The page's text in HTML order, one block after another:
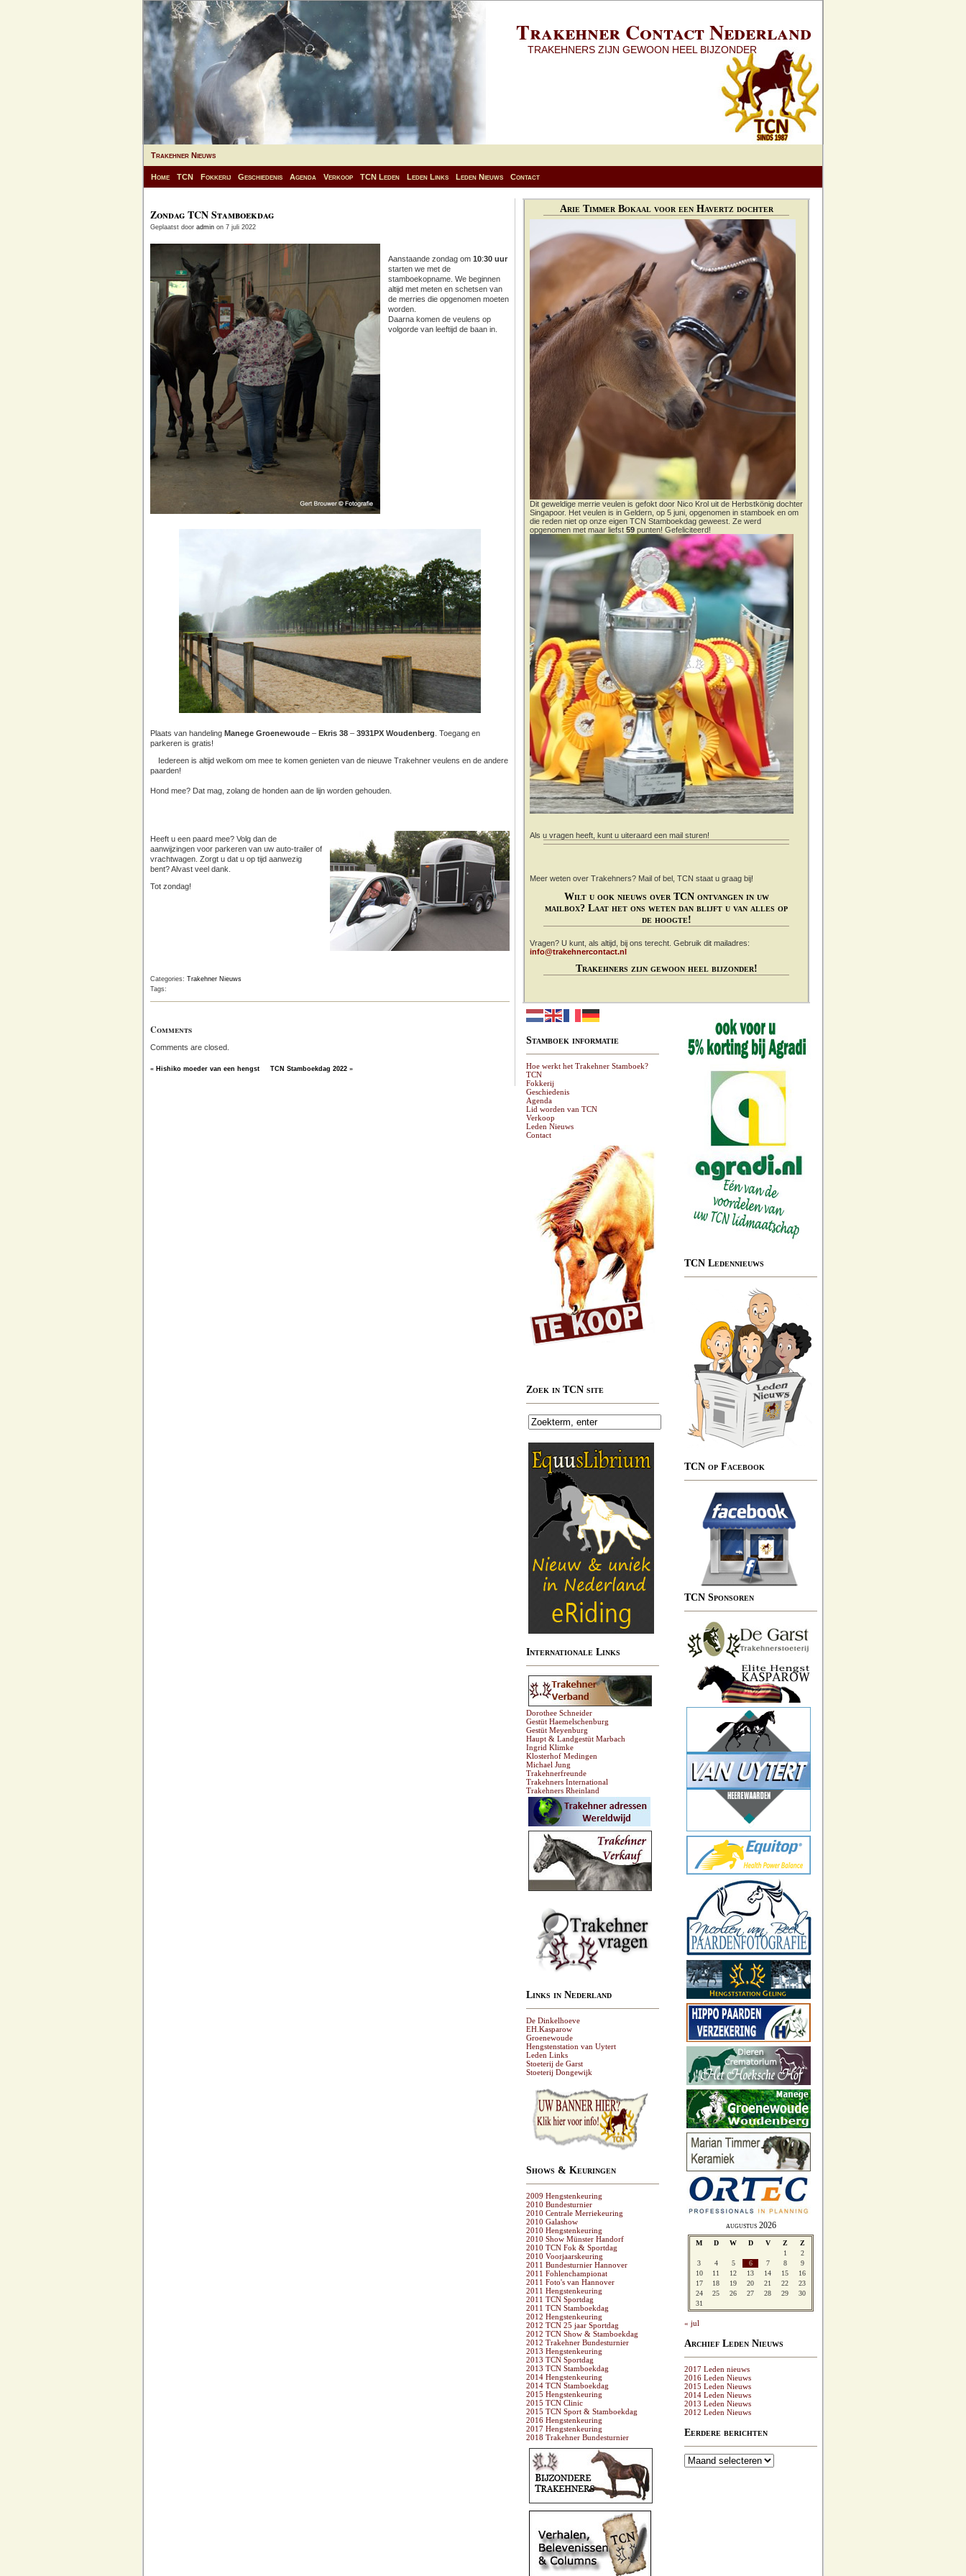
Trakehner Contact Nederland
TRAKEHNERS ZIJN GEWOON HEEL BIJZONDER
Trakehner Nieuws
Home TCN Fokkerij Geschiedenis Agenda Verkoop TCN Leden Leden Links Leden Nieuws Contact
Zondag TCN Stamboekdag
Geplaatst door admin on 7 juli 2022
Aanstaande zondag om 10:30 uur
starten we met de
stamboekopname. We beginnen
altijd met meten en schetsen van
de merries die opgenomen moeten
worden.
Daarna komen de veulens op
volgorde van leeftijd de baan in.
Plaats van handeling Manege Groenewoude – Ekris 38 – 3931PX Woudenberg . Toegang en
parkeren is gratis!
Iedereen is altijd welkom om mee te komen genieten van de nieuwe Trakehner veulens en de andere
paarden!
Hond mee? Dat mag, zolang de honden aan de lijn worden gehouden.
Heeft u een paard mee? Volg dan de
aanwijzingen voor parkeren van uw auto-trailer of
vrachtwagen. Zorgt u dat u op tijd aanwezig
bent? Alvast veel dank.
Tot zondag!
Categories: Trakehner Nieuws
Tags:
Comments
Comments are closed.
« Hishiko moeder van een hengst TCN Stamboekdag 2022 »
Arie Timmer Bokaal voor een Havertz dochter
Dit geweldige merrie veulen is gefokt door Nico Krol uit de Herbstkönig dochter
Singapoor. Het veulen is in Geldern, op 5 juni, opgenomen in stamboek en om
die reden niet op onze eigen TCN Stamboekdag geweest. Ze werd
opgenomen met maar liefst 59 punten! Gefeliciteerd!
Als u vragen heeft, kunt u uiteraard een mail sturen!
Meer weten over Trakehners? Mail of bel, TCN staat u graag bij!
Wilt u ook nieuws over TCN ontvangen in uw
mailbox? Laat het ons weten dan blijft u van alles op
de hoogte!
Vragen? U kunt, als altijd, bij ons terecht. Gebruik dit mailadres:
info@trakehnercontact.nl
Trakehners zijn gewoon heel bijzonder!
Stamboek informatie
Hoe werkt het Trakehner Stamboek?
TCN
Fokkerij
Geschiedenis
Agenda
Lid worden van TCN
Verkoop
Leden Nieuws
Contact
Zoek in TCN site
Internationale Links
Dorothee Schneider
Gestüt Haemelschenburg
Gestüt Meyenburg
Haupt & Landgestüt Marbach
Ingrid Klimke
Klosterhof Medingen
Michael Jung
Trakehnerfreunde
Trakehners International
Trakehners Rheinland
Links in Nederland
De Dinkelhoeve
EH.Kasparow
Groenewoude
Hengstenstation van Uytert
Leden Links
Stoeterij de Garst
Stoeterij Dongewijk
Shows & Keuringen
2009 Hengstenkeuring
2010 Bundesturnier
2010 Centrale Merriekeuring
2010 Galashow
2010 Hengstenkeuring
2010 Show Münster Handorf
2010 TCN Fok & Sportdag
2010 Voorjaarskeuring
2011 Bundesturnier Hannover
2011 Fohlenchampionat
2011 Foto's van Hannover
2011 Hengstenkeuring
2011 TCN Sportdag
2011 TCN Stamboekdag
2012 Hengstenkeuring
2012 TCN 25 jaar Sportdag
2012 TCN Show & Stamboekdag
2012 Trakehner Bundesturnier
2013 Hengstenkeuring
2013 TCN Sportdag
2013 TCN Stamboekdag
2014 Hengstenkeuring
2014 TCN Stamboekdag
2015 Hengstenkeuring
2015 TCN Clinic
2015 TCN Sport & Stamboekdag
2016 Hengstenkeuring
2017 Hengstenkeuring
2018 Trakehner Bundesturnier
TCN Ledennieuws
TCN op Facebook
TCN Sponsoren
augustus 2026
M D W D V Z
Z
1
2
3
4 5 6 7 8
9
10
11 12 13 14 15
16
17
18 19 20 21 22
23
24
25 26 27 28 29
30
31
« jul
Archief Leden Nieuws
2017 Leden nieuws
2016 Leden Nieuws
2015 Leden Nieuws
2014 Leden Nieuws
2013 Leden Nieuws
2012 Leden Nieuws
Eerdere berichten
Eerdere
berichten